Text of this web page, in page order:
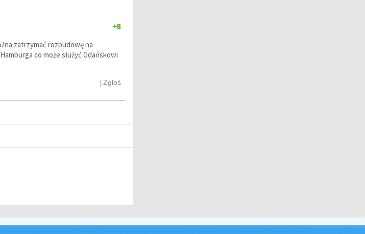
+8
zatrzymać rozbudowę na
co może służyć Gdańskowi
|Zgłoś